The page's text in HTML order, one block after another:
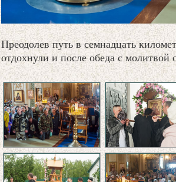
Преодолев путь в семнадцать
отдохнули и после обеда с молитвой